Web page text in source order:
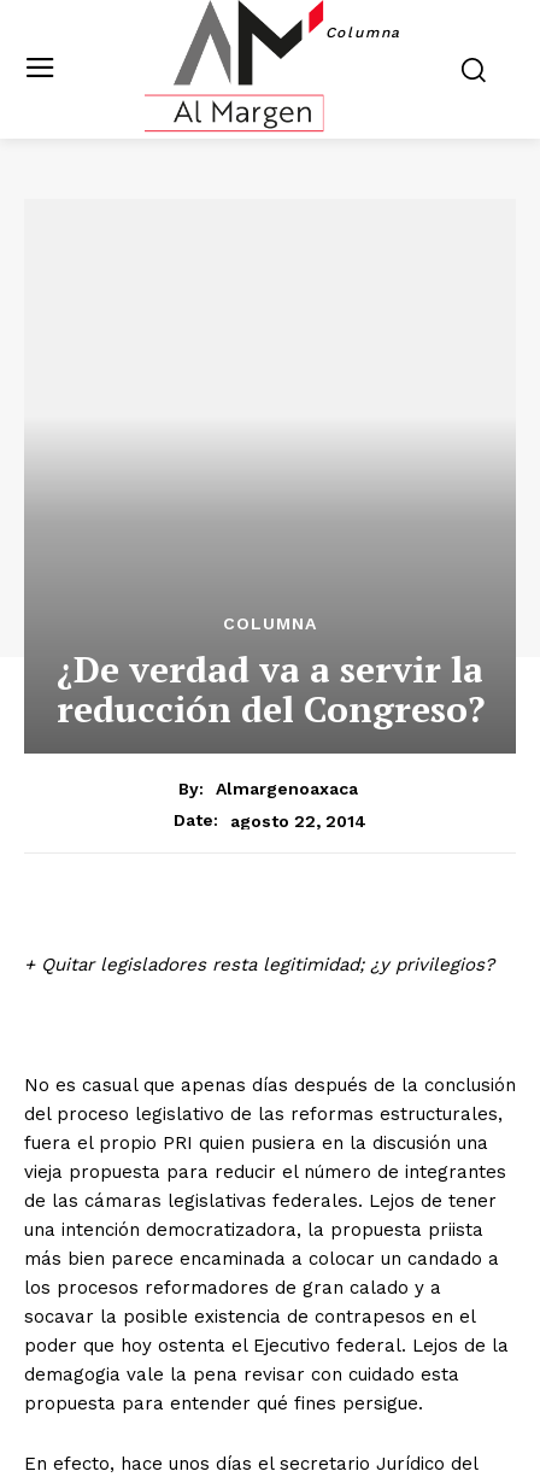
Columna
COLUMNA
¿De verdad va a servir la
reducción del Congreso?
By:
Almargenoaxaca
Date:
agosto 22, 2014
+ Quitar legisladores resta legitimidad; ¿y privilegios?
No es casual que apenas días después de la conclusión
del proceso legislativo de las reformas estructurales,
fuera el propio PRI quien pusiera en la discusión una
vieja propuesta para reducir el número de integrantes
de las cámaras legislativas federales. Lejos de tener
una intención democratizadora, la propuesta priista
más bien parece encaminada a colocar un candado a
los procesos reformadores de gran calado y a
socavar la posible existencia de contrapesos en el
poder que hoy ostenta el Ejecutivo federal. Lejos de la
demagogia vale la pena revisar con cuidado esta
propuesta para entender qué fines persigue.
En efecto, hace unos días el secretario Jurídico del